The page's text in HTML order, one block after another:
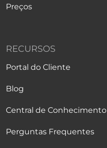
Preços
RECURSOS
Portal do Cliente
Blog
Central de Conhecimento
Perguntas Frequentes